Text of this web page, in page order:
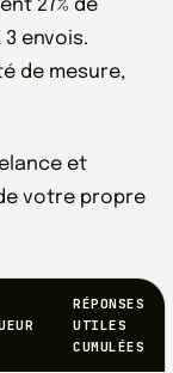
27% de
envois.
de mesure,
et
votre propre
RÉPONSES
UTILES
CUMULÉES